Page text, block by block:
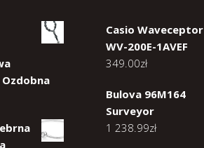
Casio Waveceptor
WV-200E-1AVEF
349.00zł
Bulova 96M164
Surveyor
1 238.99zł